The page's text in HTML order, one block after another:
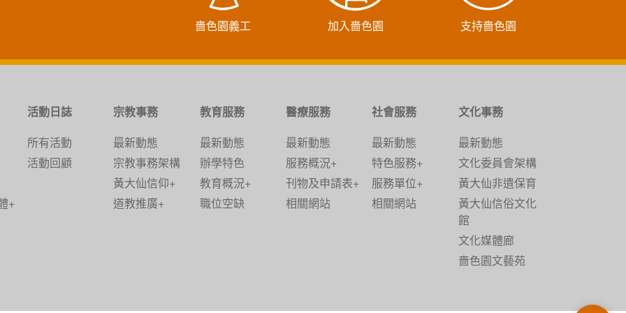
嗇色園義工 加入嗇色園 支持嗇色園
+
活動日誌
所有活動
活動回顧
宗教事務
最新動態
宗教事務架構
黃大仙信仰+
道教推廣+
教育服務
最新動態
辦學特色
教育概況+
職位空缺
醫療服務
最新動態
服務概況+
刊物及申請表+
相關網站
社會服務
最新動態
特色服務+
服務單位+
相關網站
文化事務
最新動態
文化委員會架構
黃大仙非遺保育
黃大仙信俗文化
館
文化媒體廊
嗇色園文藝苑